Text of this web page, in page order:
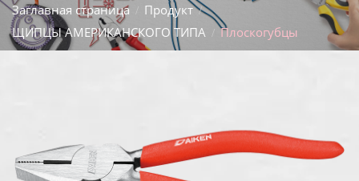
Заглавная страница
Продукт
ЩИПЦЫ АМЕРИКАНСКОГО ТИПА
Плоскогубцы